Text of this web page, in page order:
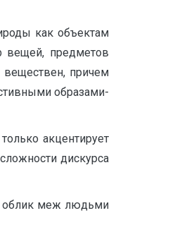
как объектам
вещей, предметов
веществен, причем
образами-
акцентирует
дискурса
меж людьми